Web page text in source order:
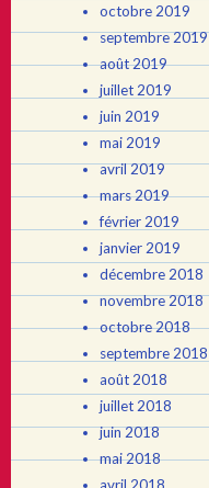
octobre 2019
septembre 2019
août 2019
juillet 2019
juin 2019
mai 2019
avril 2019
mars 2019
février 2019
janvier 2019
décembre 2018
novembre 2018
octobre 2018
septembre 2018
août 2018
juillet 2018
juin 2018
mai 2018